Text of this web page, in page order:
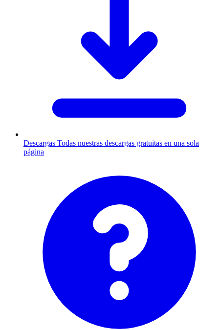
Descargas Todas nuestras descargas gratuitas en una sola
página